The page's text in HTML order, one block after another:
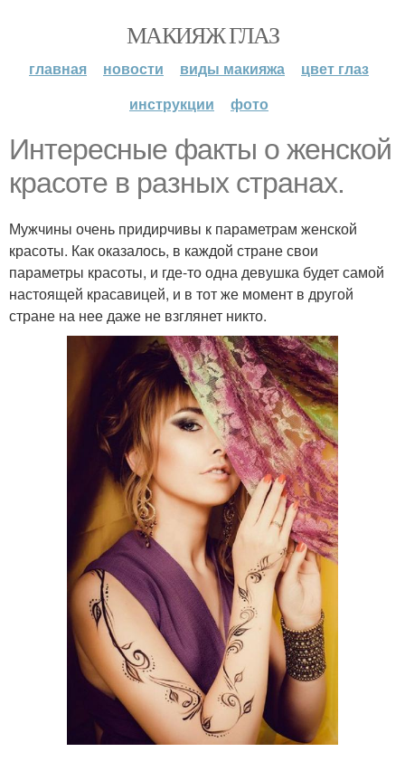
МАКИЯЖ ГЛАЗ
главная новости виды макияжа
цвет глаз
инструкции
фото
Интересные факты о женской
красоте в разных странах.
Мужчины очень придирчивы к параметрам женской
красоты. Как оказалось, в каждой стране свои
параметры красоты, и где-то одна девушка будет самой
настоящей красавицей, и в тот же момент в другой
стране на нее даже не взглянет никто.